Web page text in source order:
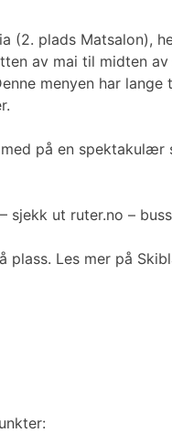
(2. plads Matsalon),
av mai til midten av
menyen har
på en spektakulær
sjekk ut ruter.no –
Les mer på